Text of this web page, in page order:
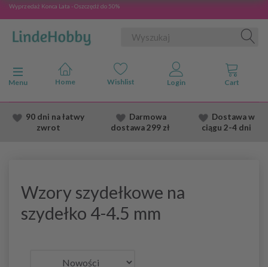
Wyprzedaż Konca Lata - Oszczędź do 50%
Przełącz nawigację
Menu
90 dni na łatwy
zwrot
Darmowa
dostawa299 zł
Dostawaw
ciągu 2-4 dni
Wzory szydełkowe na
szydełko 4-4.5 mm